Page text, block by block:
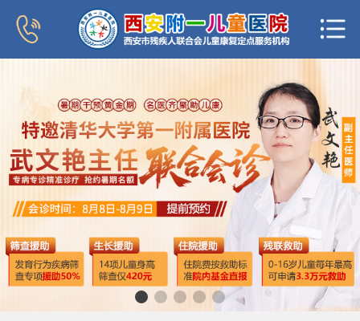
新闻中心
专家团队
科室导航
行为发育科
小儿内分泌科